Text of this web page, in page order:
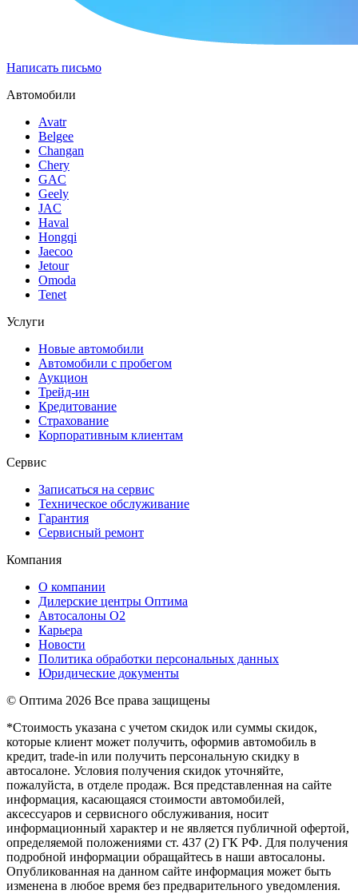
Написать письмо
Автомобили
Avatr
Belgee
Changan
Chery
GAC
Geely
JAC
Haval
Hongqi
Jaecoo
Jetour
Omoda
Tenet
Услуги
Новые автомобили
Автомобили с пробегом
Аукцион
Трейд-ин
Кредитование
Страхование
Корпоративным клиентам
Сервис
Записаться на сервис
Техническое обслуживание
Гарантия
Сервисный ремонт
Компания
О компании
Дилерские центры Оптима
Автосалоны О2
Карьера
Новости
Политика обработки персональных данных
Юридические документы
© Оптима 2026 Все права защищены
*Стоимость указана с учетом скидок или суммы скидок,
которые клиент может получить, оформив автомобиль в
кредит, trade-in или получить персональную скидку в
автосалоне. Условия получения скидок уточняйте,
пожалуйста, в отделе продаж. Вся представленная на сайте
информация, касающаяся стоимости автомобилей,
аксессуаров и сервисного обслуживания, носит
информационный характер и не является публичной офертой,
определяемой положениями ст. 437 (2) ГК РФ. Для получения
подробной информации обращайтесь в наши автосалоны.
Опубликованная на данном сайте информация может быть
изменена в любое время без предварительного уведомления.